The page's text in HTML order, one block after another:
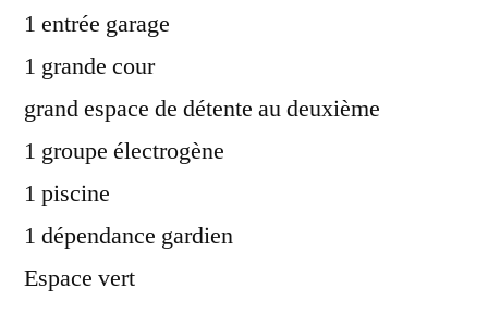
1 entrée garage
1 grande cour
grand espace de détente au deuxième
1 groupe électrogène
1 piscine
1 dépendance gardien
Espace vert